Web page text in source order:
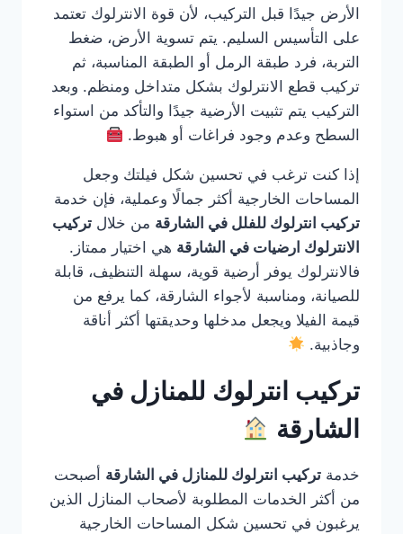
الأرض جيدًا قبل التركيب، لأن قوة الانترلوك تعتمد
على التأسيس السليم. يتم تسوية الأرض، ضغط
التربة، فرد طبقة الرمل أو الطبقة المناسبة، ثم
تركيب قطع الانترلوك بشكل متداخل ومنظم. وبعد
التركيب يتم تثبيت الأرضية جيدًا والتأكد من استواء
السطح وعدم وجود فراغات أو هبوط.
إذا كنت ترغب في تحسين شكل فيلتك وجعل
المساحات الخارجية أكثر جمالًا وعملية، فإن خدمة
تركيب انترلوك للفلل في الشارقة من خلال تركيب
الانترلوك ارضيات في الشارقة هي اختيار ممتاز.
فالانترلوك يوفر أرضية قوية، سهلة التنظيف، قابلة
للصيانة، ومناسبة لأجواء الشارقة، كما يرفع من
قيمة الفيلا ويجعل مدخلها وحديقتها أكثر أناقة
وجاذبية.
تركيب انترلوك للمنازل في
الشارقة
خدمة تركيب انترلوك للمنازل في الشارقة أصبحت
من أكثر الخدمات المطلوبة لأصحاب المنازل الذين
يرغبون في تحسين شكل المساحات الخارجية